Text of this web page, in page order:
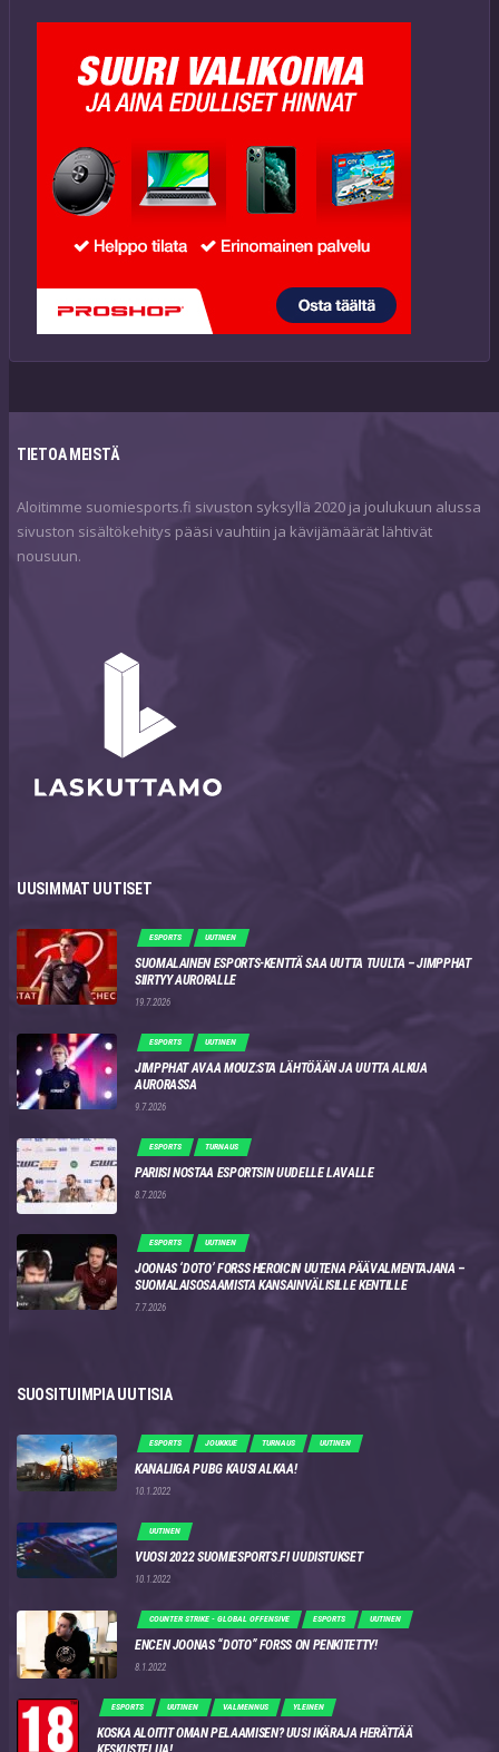
TIETOA MEISTÄ
Aloitimme suomiesports.fi sivuston syksyllä 2020 ja joulukuun alussa
sivuston sisältökehitys pääsi vauhtiin ja kävijämäärät lähtivät
nousuun.
UUSIMMAT UUTISET
ESPORTS UUTINEN
SUOMALAINEN ESPORTS-KENTTÄ SAA UUTTA TUULTA – JIMPPHAT
SIIRTYY AURORALLE
19.7.2026
ESPORTS UUTINEN
JIMPPHAT AVAA MOUZ:STA LÄHTÖÄÄN JA UUTTA ALKUA
AURORASSA
9.7.2026
ESPORTS TURNAUS
PARIISI NOSTAA ESPORTSIN UUDELLE LAVALLE
8.7.2026
ESPORTS UUTINEN
JOONAS ‘DOTO’ FORSS HEROICIN UUTENA PÄÄVALMENTAJANA –
SUOMALAISOSAAMISTA KANSAINVÄLISILLE KENTILLE
7.7.2026
SUOSITUIMPIA UUTISIA
ESPORTS JOUKKUE TURNAUS UUTINEN
KANALIIGA PUBG KAUSI ALKAA!
10.1.2022
UUTINEN
VUOSI 2022 SUOMIESPORTS.FI UUDISTUKSET
10.1.2022
COUNTER STRIKE - GLOBAL OFFENSIVE ESPORTS UUTINEN
ENCEN JOONAS “DOTO” FORSS ON PENKITETTY!
8.1.2022
ESPORTS UUTINEN VALMENNUS YLEINEN
KOSKA ALOITIT OMAN PELAAMISEN? UUSI IKÄRAJA HERÄTTÄÄ